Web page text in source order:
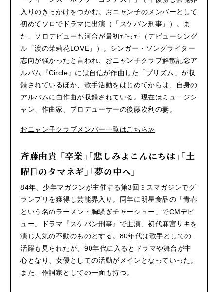
入りのきっかけをつかむ。おニャン子のメンバーとして
初めてソロでドラマに出演（「スケバン刑事」）。ま
た、ソロデビューも河合が最初だった（デビューシング
ル「涙の茉莉花LOVE」）。シンガー・ソングライター
志向が強かったと言われ、おニャン子クラブ解散記念ア
ルバム『Circle』には自信が作曲した「プリズム」が収
録されているほか、歌手活動をはじめてからは、自身の
アルバムに自作曲が収録されている。現在はミュージシ
ャン、作曲家、プロデューサーの後藤次利の妻。
おニャン子クラブメンバー一覧はこちら≫
斉藤由貴 「卒業」「悲しみよこんにちは」「土
曜日のタマネギ」「夢の中へ」
84年、少年マガジンが主催する第3回ミスマガジンでグ
ランプリを獲得し芸能界入り。同年に明星食品の「青春
という名のラーメン・胸騒ぎチャーシュー」でCMデビ
ュー。ドラマ『スケバン刑事』で主演、初代麻宮サキを
演じ人気の不動のものとする。80年代は歌手としての
活躍も見られたが、90年代に入るとドラマや舞台が中
心となり、女優としての活動がメインとなっていった。
また、作詞家としての一面も持つ。